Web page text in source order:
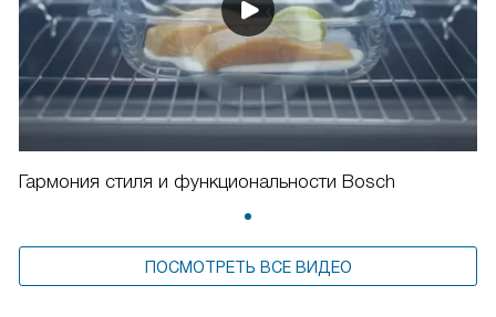
Гармония стиля и функциональности Bosch
ПОСМОТРЕТЬ ВСЕ ВИДЕО